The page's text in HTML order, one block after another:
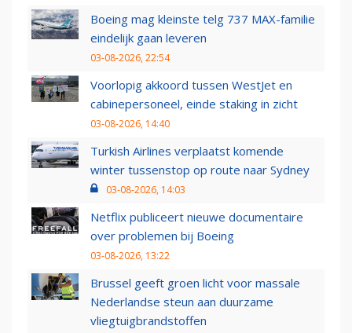
Boeing mag kleinste telg 737 MAX-familie
eindelijk gaan leveren
03-08-2026, 22:54
Voorlopig akkoord tussen WestJet en
cabinepersoneel, einde staking in zicht
03-08-2026, 14:40
Turkish Airlines verplaatst komende
winter tussenstop op route naar Sydney
03-08-2026, 14:03
Netflix publiceert nieuwe documentaire
over problemen bij Boeing
03-08-2026, 13:22
Brussel geeft groen licht voor massale
Nederlandse steun aan duurzame
vliegtuigbrandstoffen